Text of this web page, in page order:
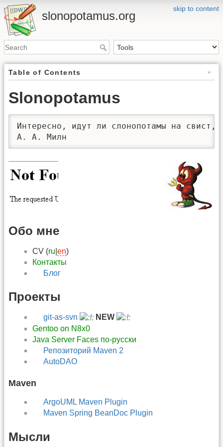
skip to content
slonopotamus.org
Table of Contents
Slonopotamus
Интересно, идут ли слонопотамы на
А. А. Милн
Обо мне
CV (ru en)
Контакты
Блог
Проекты
git-as-svn
NEW
Gentoo on N8x0
Java Server Faces по-русски
Репозиторий Maven 2
AutoDAO
Maven
ArgoUML Maven Plugin
Maven Spring BeanDoc Plugin
Мысли